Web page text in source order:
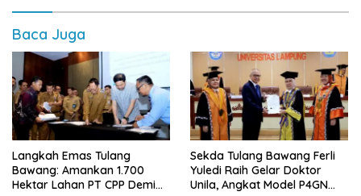
Baca Juga
Langkah Emas Tulang
Bawang: Amankan 1.700
Hektar Lahan PT CPP Demi
Sekda Tulang Bawang Ferli
Yuledi Raih Gelar Doktor
Unila, Angkat Model P4GN